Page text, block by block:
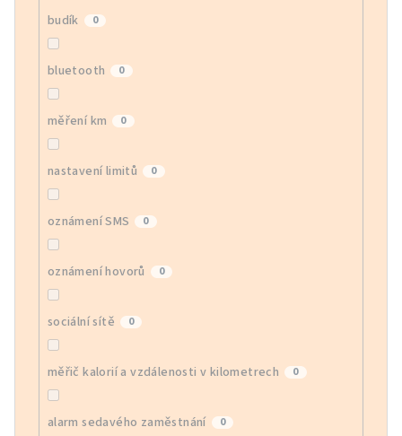
budík 0
bluetooth 0
měření km 0
nastavení limitů 0
oznámení SMS 0
oznámení hovorů 0
sociální sítě 0
měřič kalorií a vzdálenosti v kilometrech 0
alarm sedavého zaměstnání 0